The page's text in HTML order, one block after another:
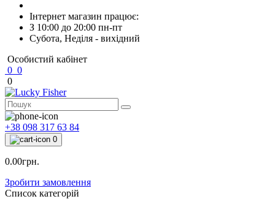
Інтернет магазин працює:
З 10:00 до 20:00 пн-пт
Субота, Неділя - вихідний
Особистий кабінет
0 0
0
+38 098 317 63 84
0
0.00грн.
Зробити замовлення
Список категорій